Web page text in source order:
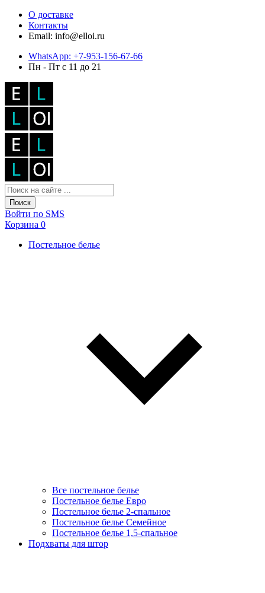
О доставке
Контакты
Email: info@elloi.ru
WhatsApp: +7-953-156-67-66
Пн - Пт с 11 до 21
Поиск
Войти по SMS
Корзина 0
Постельное белье
Все постельное белье
Постельное белье Евро
Постельное белье 2-спальное
Постельное белье Семейное
Постельное белье 1,5-спальное
Подхваты для штор